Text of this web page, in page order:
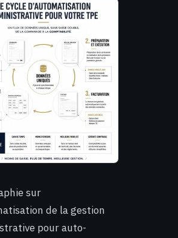
sur
de la gestion
pour auto-